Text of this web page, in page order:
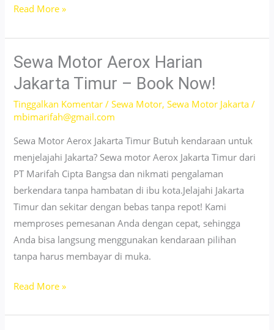
Sewa
Nmax
Jakarta
Barat
–
Drive
Free,
Rent
with
Ease!
Read More »
Sewa Motor Aerox Harian
Jakarta Timur – Book Now!
Tinggalkan Komentar /Sewa Motor,Sewa Motor Jakarta /
mbimarifah@gmail.com
Sewa Motor Aerox Jakarta Timur Butuh kendaraan untuk
menjelajahi Jakarta? Sewa motor Aerox Jakarta Timur dari
PT Marifah Cipta Bangsa dan nikmati pengalaman
berkendara tanpa hambatan di ibu kota.Jelajahi Jakarta
Timur dan sekitar dengan bebas tanpa repot! Kami
memproses pemesanan Anda dengan cepat, sehingga
Anda bisa langsung menggunakan kendaraan pilihan
tanpa harus membayar di muka.
Sewa
Aerox
Read More »